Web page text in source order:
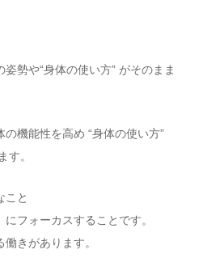
勢や“身体の使い方” がそのまま
機能性を高め “身体の使い方”
す。
こと
フォーカスすることです。
きがあります。